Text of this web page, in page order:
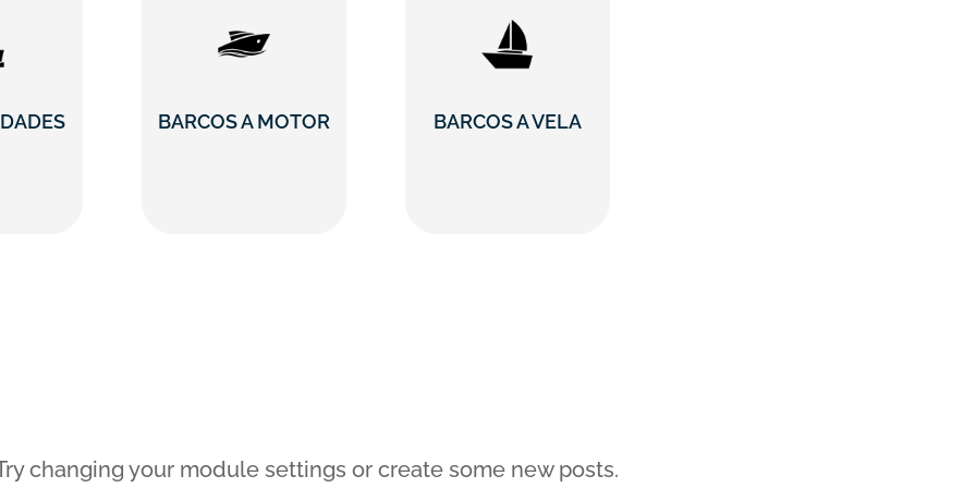
BARCOS A MOTOR BARCOS A VELA
changing your module settings or create some new posts.